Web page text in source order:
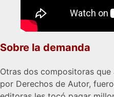
Sobre la demanda
Otras dos compositoras
por Derechos de Autor,